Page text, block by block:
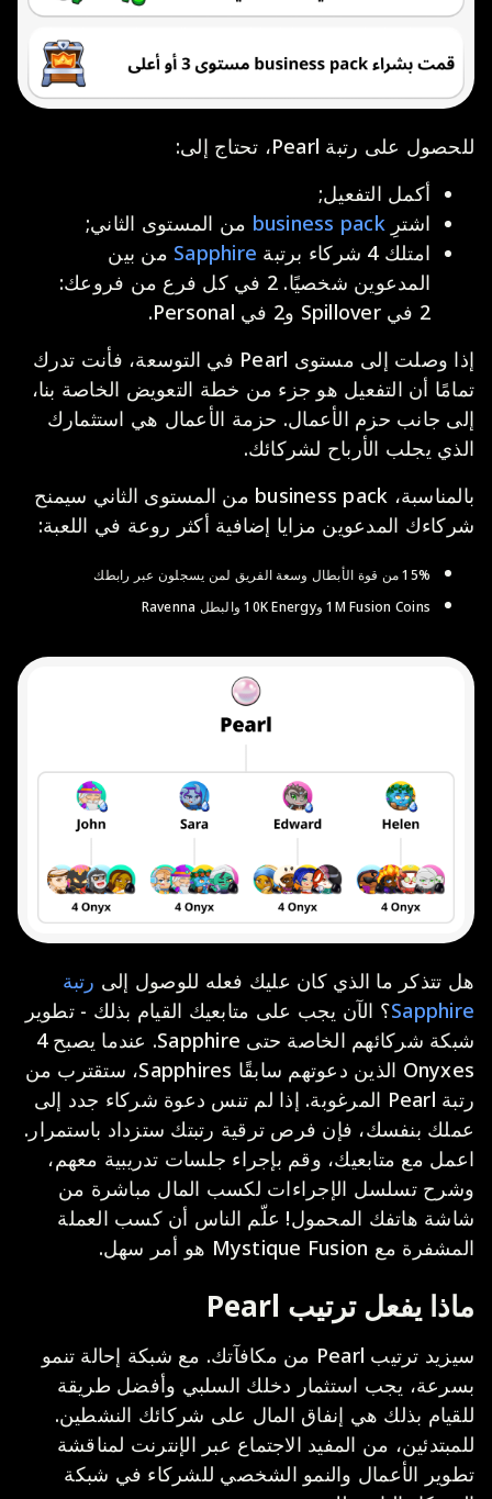
للحصول على رتبة Pearl، تحتاج إلى:
أكمل التفعيل;
اشترِbusiness pack من المستوى الثاني;
امتلك 4 شركاء برتبة
Sapphire من بين
المدعوين شخصيًا. 2 في كل فرع من فروعك:
2 في Spillover و2 في Personal.
إذا وصلت إلى مستوى Pearl في التوسعة، فأنت تدرك
تمامًا أن التفعيل هو جزء من خطة التعويض الخاصة بنا،
إلى جانب حزم الأعمال. حزمة الأعمال هي استثمارك
الذي يجلب الأرباح لشركائك.
بالمناسبة، business pack من المستوى الثاني سيمنح
شركاءك المدعوين مزايا إضافية أكثر روعة في اللعبة:
15% من قوة الأبطال وسعة الفريق لمن يسجلون عبر رابطك
1M Fusion Coins و10K Energy والبطل Ravenna
هل تتذكر ما الذي كان عليك فعله للوصول إلى رتبة
Sapphire؟ الآن يجب على متابعيك القيام بذلك - تطوير
شبكة شركائهم الخاصة حتى Sapphire. عندما يصبح 4
Onyxes الذين دعوتهم سابقًا Sapphires، ستقترب من
رتبة Pearl المرغوبة. إذا لم تنس دعوة شركاء جدد إلى
عملك بنفسك، فإن فرص ترقية رتبتك ستزداد باستمرار.
اعمل مع متابعيك، وقم بإجراء جلسات تدريبية معهم،
وشرح تسلسل الإجراءات لكسب المال مباشرة من
شاشة هاتفك المحمول! علّم الناس أن كسب العملة
المشفرة مع Mystique Fusion هو أمر سهل.
ماذا يفعل ترتيب Pearl
سيزيد ترتيب Pearl من مكافآتك. مع شبكة إحالة تنمو
بسرعة، يجب استثمار دخلك السلبي وأفضل طريقة
للقيام بذلك هي إنفاق المال على شركائك النشطين.
للمبتدئين، من المفيد الاجتماع عبر الإنترنت لمناقشة
تطوير الأعمال والنمو الشخصي للشركاء في شبكة